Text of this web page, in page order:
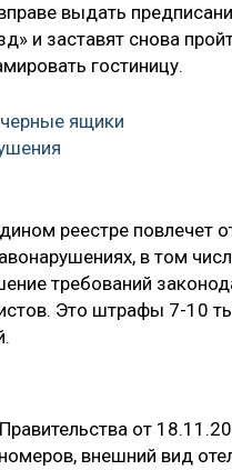
выдать
и заставят снова
гостиницу.
ящики
реестре повлечет
в том
требований
Это штрафы 7-10
от
внешний вид